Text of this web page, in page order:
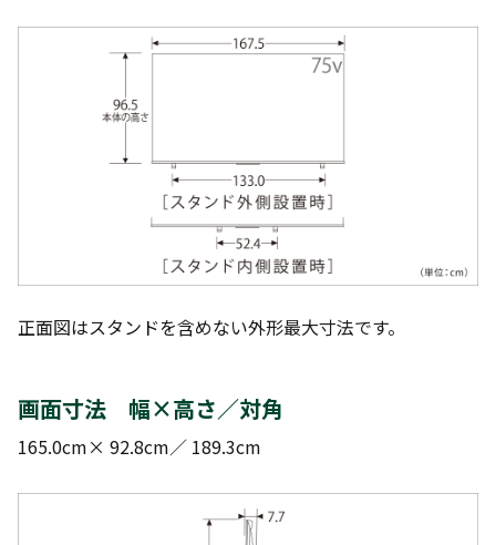
正面図はスタンドを含めない外形最大寸法です。
画面寸法 幅×高さ／対角
165.0cm× 92.8cm／ 189.3cm